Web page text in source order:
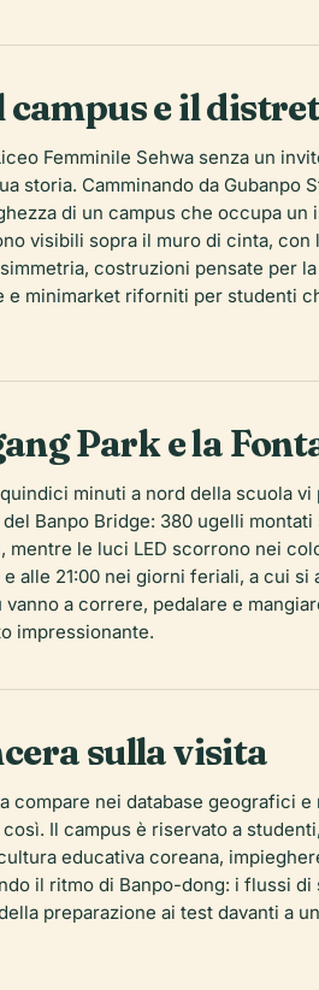
campus e il
Femminile Sehwa senza un
storia. Camminando da
di un campus che occupa
visibili sopra il muro di cinta,
costruzioni pensate per
e minimarket riforniti per studenti
Park e la
minuti a nord della scuola
del Banpo Bridge: 380 ugelli
mentre le luci LED scorrono nei
alle 21:00 nei giorni feriali, a cui
a correre, pedalare e
impressionante.
sulla visita
compare nei database geografici
Il campus è riservato a
educativa coreana,
il ritmo di Banpo-dong: i flussi
preparazione ai test davanti a